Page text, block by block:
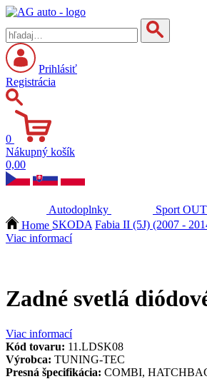
Prihlásiť
Registrácia
0
Nákupný košík
0,00
Autodoplnky Sport
Home SKODA Fabia II (5J) (2007 -
Viac informací
Zadné svetlá
Viac informací
Kód tovaru: 11.LDSK08
Výrobca: TUNING-TEC
Presná špecifikácia: COMBI,